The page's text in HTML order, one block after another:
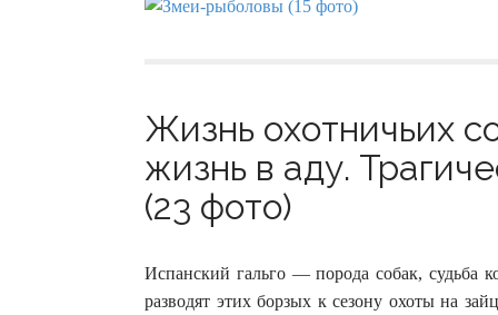
Жизнь охотничьих
жизнь в аду.
(23 фото)
Испанский гальго — порода собак, судьба
разводят этих борзых к сезону охоты на